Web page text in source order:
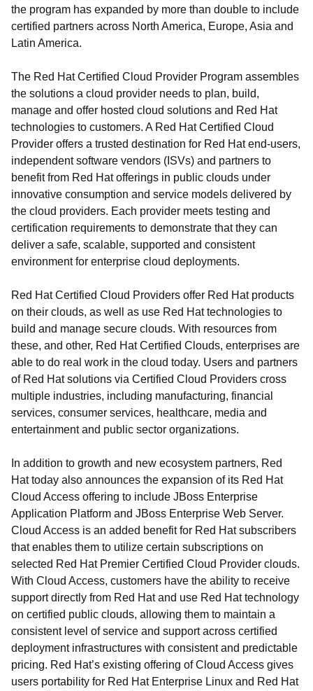
the program has expanded by more than double to include
certified partners across North America, Europe, Asia and
Latin America.
The Red Hat Certified Cloud Provider Program assembles
the solutions a cloud provider needs to plan, build,
manage and offer hosted cloud solutions and Red Hat
technologies to customers. A Red Hat Certified Cloud
Provider offers a trusted destination for Red Hat end-users,
independent software vendors (ISVs) and partners to
benefit from Red Hat offerings in public clouds under
innovative consumption and service models delivered by
the cloud providers. Each provider meets testing and
certification requirements to demonstrate that they can
deliver a safe, scalable, supported and consistent
environment for enterprise cloud deployments.
Red Hat Certified Cloud Providers offer Red Hat products
on their clouds, as well as use Red Hat technologies to
build and manage secure clouds. With resources from
these, and other, Red Hat Certified Clouds, enterprises are
able to do real work in the cloud today. Users and partners
of Red Hat solutions via Certified Cloud Providers cross
multiple industries, including manufacturing, financial
services, consumer services, healthcare, media and
entertainment and public sector organizations.
In addition to growth and new ecosystem partners, Red
Hat today also announces the expansion of its Red Hat
Cloud Access offering to include JBoss Enterprise
Application Platform and JBoss Enterprise Web Server.
Cloud Access is an added benefit for Red Hat subscribers
that enables them to utilize certain subscriptions on
selected Red Hat Premier Certified Cloud Provider clouds.
With Cloud Access, customers have the ability to receive
support directly from Red Hat and use Red Hat technology
on certified public clouds, allowing them to maintain a
consistent level of service and support across certified
deployment infrastructures with consistent and predictable
pricing. Red Hat’s existing offering of Cloud Access gives
users portability for Red Hat Enterprise Linux and Red Hat